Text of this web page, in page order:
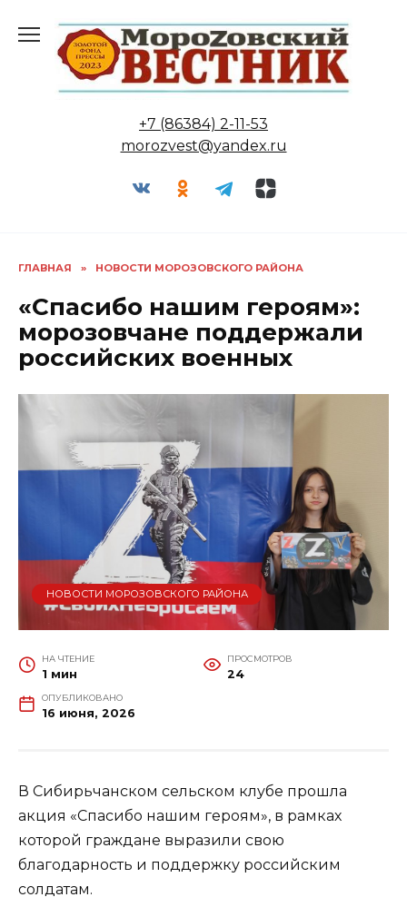
содержанию
+7 (86384) 2-11-53
morozvest@yandex.ru
ГЛАВНАЯ » НОВОСТИ МОРОЗОВСКОГО РАЙОНА
«Спасибо нашим героям»:
морозовчане поддержали
российских военных
НОВОСТИ МОРОЗОВСКОГО РАЙОНА
НА ЧТЕНИЕ
1 мин
ПРОСМОТРОВ
24
ОПУБЛИКОВАНО
16 июня, 2026
В Сибирьчанском сельском клубе прошла
акция «Спасибо нашим героям», в рамках
которой граждане выразили свою
благодарность и поддержку российским
солдатам.